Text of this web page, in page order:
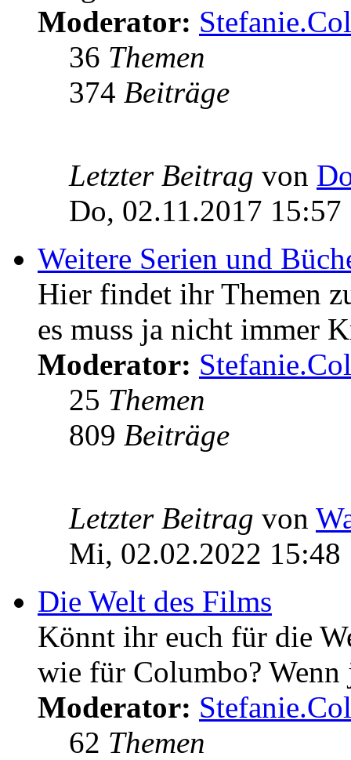
Moderator:
36 Themen
374 Beiträge
Letzter Beitrag von
Do, 02.11.2017 15:57
Weitere Serien und
Hier findet ihr Themen
es muss ja nicht immer
Moderator:
25 Themen
809 Beiträge
Letzter Beitrag von
Mi, 02.02.2022 15:48
Die Welt des Films
Könnt ihr euch für die
wie für Columbo?
Moderator:
62 Themen